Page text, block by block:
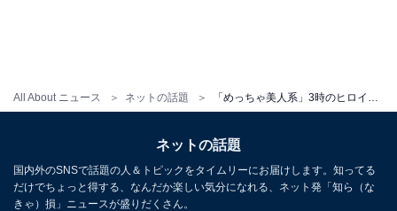
All About ニュース ネットの話題
ネットの話題
国内外のSNSで話題の人＆トピックをタイムリーにお届けします。知ってる
だけでちょっと得する、なんだか楽しい気分になれる、ネット発「知ら（な
きゃ）損」ニュースが盛りだくさん。